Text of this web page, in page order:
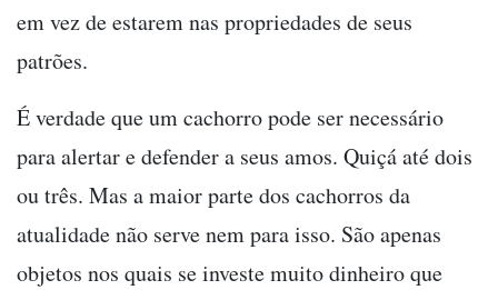
em vez de estarem nas propriedades de seus
patrões.
É verdade que um cachorro pode ser necessário
para alertar e defender a seus amos. Quiçá até dois
ou três. Mas a maior parte dos cachorros da
atualidade não serve nem para isso. São apenas
objetos nos quais se investe muito dinheiro que